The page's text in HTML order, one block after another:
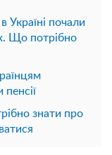
Україні почали
Що потрібно
знати про